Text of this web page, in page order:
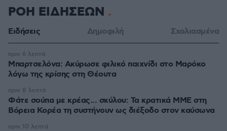
ΡΟΗ ΕΙΔΗΣΕΩΝ
Ειδήσεις Δημοφιλή Σχολιασμένα
Μπαρτσελόνα: Ακύρωσε φιλικό παιχνίδι στο Μαρόκο
λόγω της κρίσης στη Θέουτα
πριν 6 λεπτά
Φάτε σούπα με κρέας... σκύλου: Τα κρατικά ΜΜΕ στη
Βόρεια Κορέα τη συστήνουν ως διέξοδο στον καύσωνα
πριν 8 λεπτά
πριν 10 λεπτά